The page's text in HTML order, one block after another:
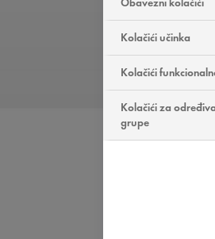
Kolačići učinka
Kolačići
Kolačići za
grupe